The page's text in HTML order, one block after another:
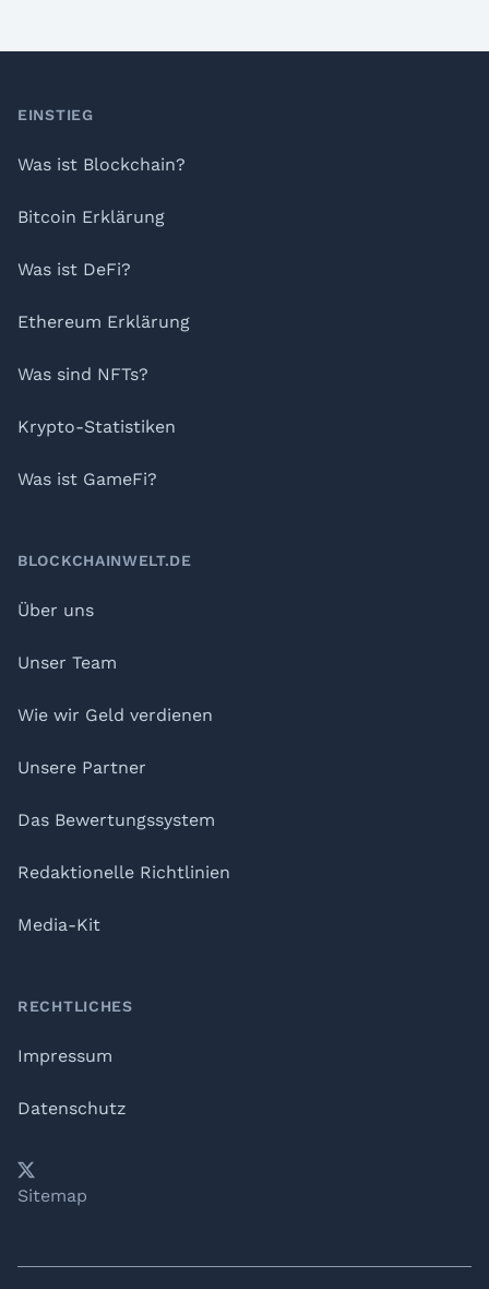
Footer
EINSTIEG
Was ist Blockchain?
Bitcoin Erklärung
Was ist DeFi?
Ethereum Erklärung
Was sind NFTs?
Krypto-Statistiken
Was ist GameFi?
BLOCKCHAINWELT.DE
Über uns
Unser Team
Wie wir Geld verdienen
Unsere Partner
Das Bewertungssystem
Redaktionelle Richtlinien
Media-Kit
RECHTLICHES
Impressum
Datenschutz
YouTube
𝕏LinkedIn
Telegram
Sitemap